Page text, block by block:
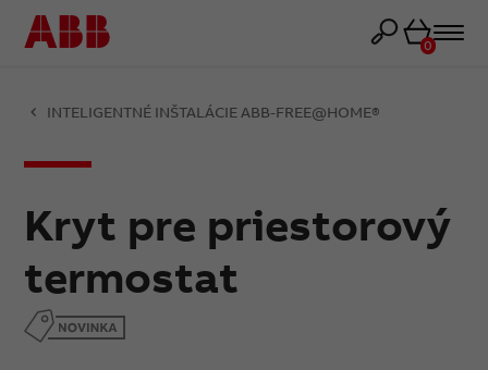
Košík
0
INTELIGENTNÉ INŠTALÁCIE ABB-FREE@HOME®
Kryt pre priestorový
termostat